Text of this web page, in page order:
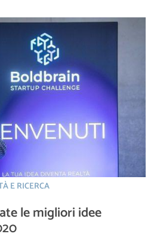
E RICERCA
le migliori idee